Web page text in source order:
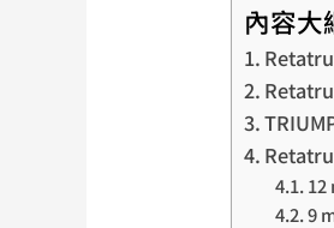
內容大
12
9